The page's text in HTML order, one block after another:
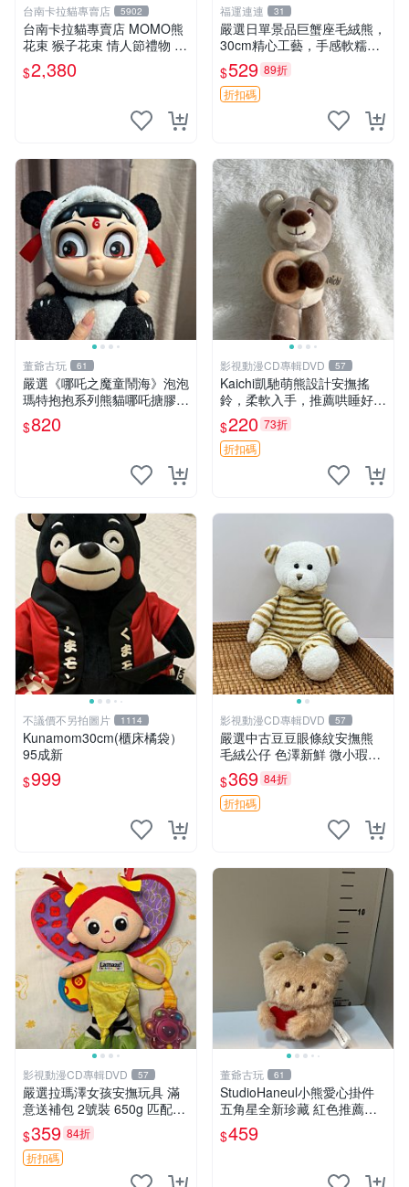
台南卡拉貓專賣店 5902
台南卡拉貓專賣店 MOMO熊
花束 猴子花束 情人節禮物 二
選一 可繡字 可今天寄明天到
$2,380
福運連連 31
嚴選日單景品巨蟹座毛絨熊，
30cm精心工藝，手感軟糯推
薦收藏送人 巨蟹座 毛絨玩具
精緻做工
$529 89折
折扣碼
董爺古玩 61
嚴選《哪吒之魔童鬧海》泡泡
瑪特抱抱系列熊貓哪吒搪膠臉
毛絨， STATE：如圖顯示 哪
吒 毛絨公仔 泡泡瑪特
$820
影視動漫CD專輯DVD 57
Kaichi凱馳萌熊設計安撫搖
鈴，柔軟入手，推薦哄睡好選
擇 熊公仔 安撫玩具 喂食環
$220 73折
折扣碼
不議價不另拍圖片 1114
Kunamom30cm(櫃床橘袋）
95成新
$999
影視動漫CD專輯DVD 57
嚴選中古豆豆眼條紋安撫熊
毛絨公仔 色澤新鮮 微小瑕疵
可收藏 中古 安撫熊 條紋公仔
$369 84折
折扣碼
影視動漫CD專輯DVD 57
嚴選拉瑪澤女孩安撫玩具 滿
意送補包 2號裝 650g 匹配嬰
幼童舒壓好伴侶 女孩專用 安
心選擇 安撫玩偶 衝包 玩具
$359 84折
折扣碼
董爺古玩 61
StudioHaneul小熊愛心掛件
五角星全新珍藏 紅色推薦收
藏 玩具掛飾 掛件 新品
$459